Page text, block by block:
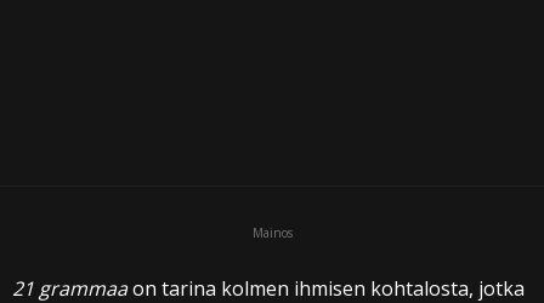
Mainos
21 grammaaon tarina kolmen ihmisen kohtalosta, jotka